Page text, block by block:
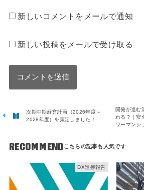
新しいコメントをメールで通知
新しい投稿をメールで受け取る
次期中期経営計画（2026年度～
2028年度）を策定しました！
開発が進む
わる？｜安
ワーマンシ
RECOMMEND
DX進捗報告